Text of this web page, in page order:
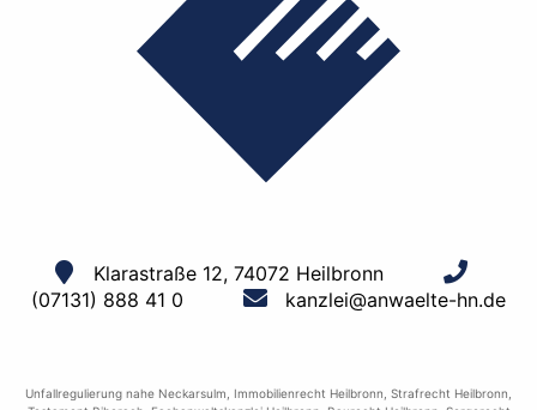
Klarastraße 12, 74072 Heilbronn
(07131) 888 41 0
kanzlei@anwaelte-hn.de
Unfallregulierung nahe Neckarsulm Immobilienrecht Heilbronn Strafrecht Heilbronn